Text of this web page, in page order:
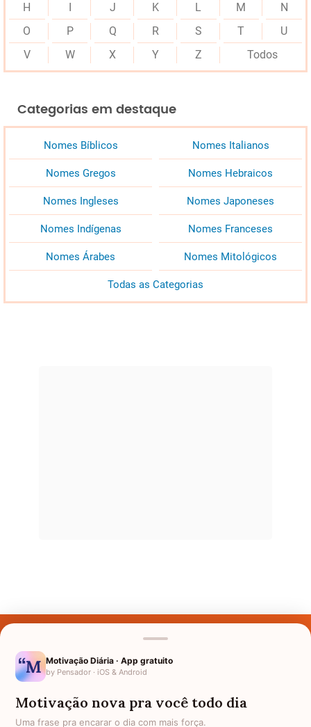
H
J K L M
N
O
P Q R S T
U
V
W X Y Z Todos
Categorias em destaque
Nomes Bíblicos Nomes Italianos
Nomes Gregos Nomes Hebraicos
Nomes Ingleses Nomes Japoneses
Nomes Indígenas Nomes Franceses
Nomes Árabes Nomes Mitológicos
Todas as Categorias
Nomes pelo Mundo
Motivação Diária · App gratuito
by Pensador · iOS & Android
Motivação nova pra você todo dia
Uma frase pra encarar o dia com mais força.